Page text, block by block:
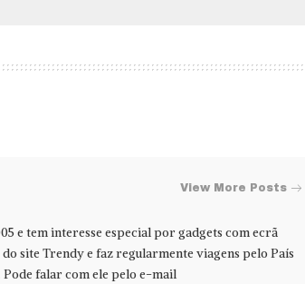
View More Posts
e tem interesse especial por gadgets com ecrã
site Trendy e faz regularmente viagens pelo País
falar com ele pelo e-mail